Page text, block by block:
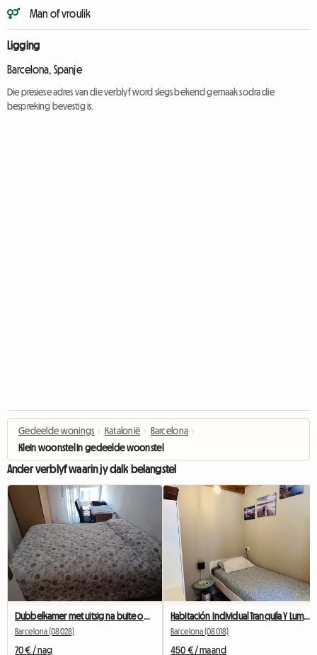
Man of vroulik
Ligging
Barcelona, Spanje
Die presiese adres van die verblyf word slegs bekend gemaak sodra die
bespreking bevestig is.
Gedeelde wonings › Katalonië › Barcelona ›
Klein woonstel in gedeelde woonstel
Ander verblyf waarin jy dalk belangstel
Dubbelkamer met uitsig na buite oorkant Camp Nou
Barcelona (08028)
70 € / nag
Habitación Individual Tranquila Y Luminosa
Barcelona (08018)
450 € / maand